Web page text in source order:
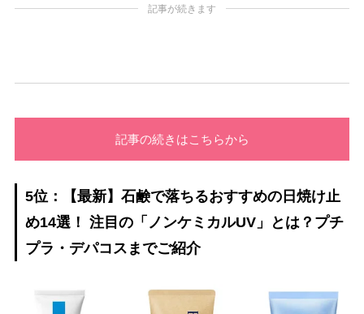
記事が続きます
記事の続きはこちらから
5位：【最新】石鹸で落ちるおすすめの日焼け止
め14選！ 注目の「ノンケミカルUV」とは？プチ
プラ・デパコスまでご紹介